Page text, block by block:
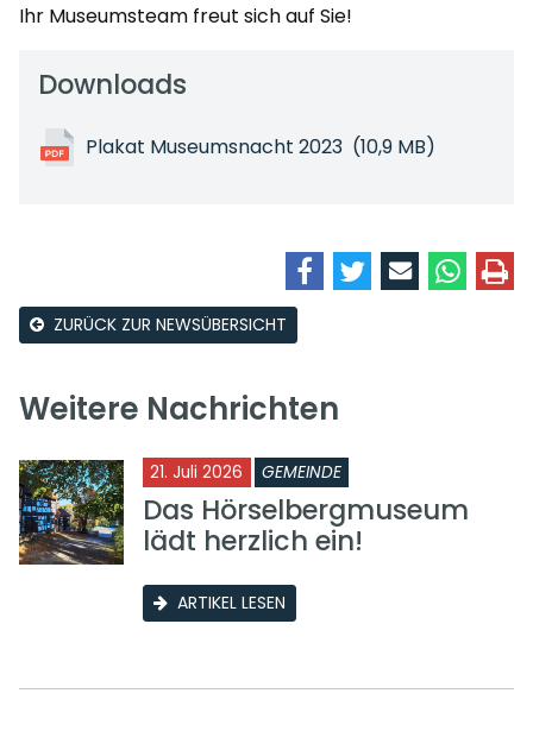
Ihr Museumsteam freut sich auf Sie!
Downloads
Plakat Museumsnacht 2023 (10,9 MB)
ZURÜCK ZUR NEWSÜBERSICHT
Weitere Nachrichten
21. Juli 2026 GEMEINDE
Das Hörselbergmuseum
lädt herzlich ein!
ARTIKEL LESEN